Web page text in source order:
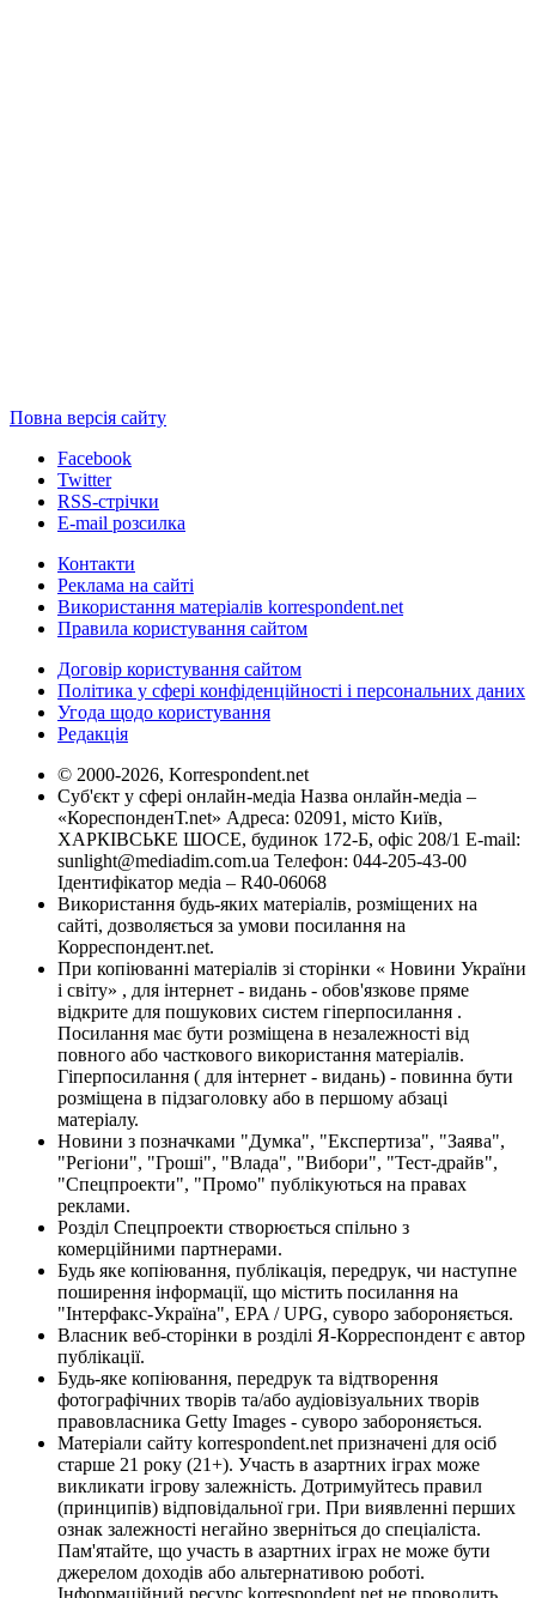
Повна версія сайту
Facebook
Twitter
RSS-стрічки
E-mail розсилка
Контакти
Реклама на сайті
Використання матеріалів korrespondent.net
Правила користування сайтом
Договір користування сайтом
Політика у сфері конфіденційності і персональних даних
Угода щодо користування
Редакція
© 2000-2026, Korrespondent.net
Суб'єкт у сфері онлайн-медіа Назва онлайн-медіа –
«КореспонденТ.net» Адреса: 02091, місто Київ,
ХАРКІВСЬКЕ ШОСЕ, будинок 172-Б, офіс 208/1 E-mail:
sunlight@mediadim.com.ua Телефон: 044-205-43-00
Ідентифікатор медіа – R40-06068
Використання будь-яких матеріалів, розміщених на
сайті, дозволяється за умови посилання на
Корреспондент.net.
При копіюванні матеріалів зі сторінки « Новини України
і світу» , для інтернет - видань - обов'язкове пряме
відкрите для пошукових систем гіперпосилання .
Посилання має бути розміщена в незалежності від
повного або часткового використання матеріалів.
Гіперпосилання ( для інтернет - видань) - повинна бути
розміщена в підзаголовку або в першому абзаці
матеріалу.
Новини з позначками "Думка", "Експертиза", "Заява",
"Регіони", "Гроші", "Влада", "Вибори", "Тест-драйв",
"Спецпроекти", "Промо" публікуються на правах
реклами.
Розділ Спецпроекти створюється спільно з
комерційними партнерами.
Будь яке копіювання, публікація, передрук, чи наступне
поширення інформації, що містить посилання на
"Інтерфакс-Україна", EPA / UPG, суворо забороняється.
Власник веб-сторінки в розділі Я-Корреспондент є автор
публікації.
Будь-яке копіювання, передрук та відтворення
фотографічних творів та/або аудіовізуальних творів
правовласника Getty Images - суворо забороняється.
Матеріали сайту korrespondent.net призначені для осіб
старше 21 року (21+). Участь в азартних іграх може
викликати ігрову залежність. Дотримуйтесь правил
(принципів) відповідальної гри. При виявленні перших
ознак залежності негайно зверніться до спеціаліста.
Пам'ятайте, що участь в азартних іграх не може бути
джерелом доходів або альтернативою роботі.
Інформаційний ресурс korrespondent.net не проводить